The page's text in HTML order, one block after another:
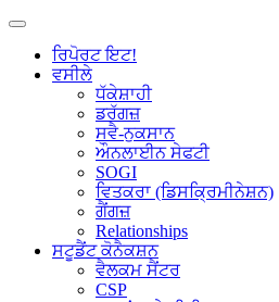
ਰਿਪੋਰਟ ਇਟ!
ਵਸੀਲੇ
ਧੱਕੇਸ਼ਾਹੀ
ਡਰੱਗਜ਼
ਸਵੈ-ਨੁਕਸਾਨ
ਔਨਲਾਈਨ ਸੇਫਟੀ
SOGI
ਵਿਤਕਰਾ (ਡਿਸਕ੍ਰਿਮੀਨੇਸ਼ਨ)
ਗੈਂਗਜ਼
Relationships
ਸਟੂਡੈਂਟ ਕੋਨੈਕਸ਼ਨ
ਵੈਲਕਮ ਸੈਂਟਰ
CSP